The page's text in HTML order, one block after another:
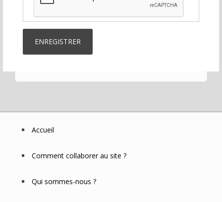
FooterAccueil
Comment collaborer au site ?
Qui sommes-nous ?